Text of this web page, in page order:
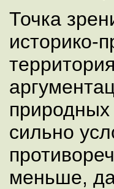
Точка
историко-
сильно
меньше,